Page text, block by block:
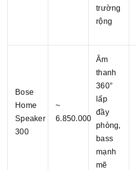
trường
rộng
Bose
Home
Speaker
300
~
6.850.000
Âm
thanh
360°
lấp
đầy
phòng,
bass
mạnh
mẽ